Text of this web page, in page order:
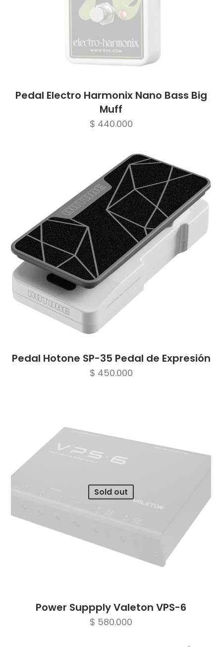
Pedal Electro Harmonix Nano Bass Big
Muff
$ 440.000
Pedal Hotone SP-35 Pedal de Expresión
$ 450.000
Sold out
Power Suppply Valeton VPS-6
$ 580.000